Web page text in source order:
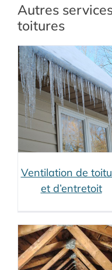
Autres
toitures
Ventilation de
et d’entretoit
Rénovation
toitures
Rénovation
Rénovation
(services
de vermiculite
d'amiante
connexes)
entretoit